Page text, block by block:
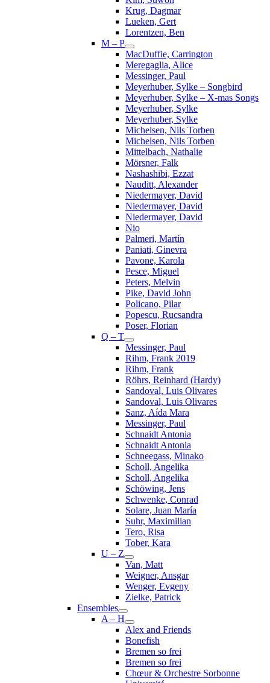
Krug, Dagmar
Lueken, Gert
Lorentzen, Ben
M – P
MacDuffie, Carrington
Meregaglia, Alice
Messinger, Paul
Meyerhuber, Sylke – Songbird
Meyerhuber, Sylke – X-mas Songs
Meyerhuber, Sylke
Meyerhuber, Sylke
Michelsen, Nils Torben
Michelsen, Nils Torben
Mittelbach, Nathalie
Mörsner, Falk
Nashashibi, Ezzat
Nauditt, Alexander
Niedermayer, David
Niedermayer, David
Niedermayer, David
Nio
Palmeri, Martín
Paniati, Ginevra
Pavone, Karola
Pesce, Miguel
Peters, Melvin
Pike, David John
Policano, Pilar
Popescu, Rucsandra
Poser, Florian
Q – T
Messinger, Paul
Rihm, Frank 2019
Rihm, Frank
Röhrs, Reinhard (Hardy)
Sandoval, Luis Olivares
Sandoval, Luis Olivares
Sanz, Aída Mara
Messinger, Paul
Schnaidt Antonia
Schnaidt Antonia
Schneegass, Minako
Scholl, Angelika
Scholl, Angelika
Schöwing, Jens
Schwenke, Conrad
Solare, Juan María
Suhr, Maximilian
Tero, Risa
Tober, Kara
U – Z
Van, Matt
Weigner, Ansgar
Wenger, Evgeny
Zielke, Patrick
Ensembles
A – H
Alex and Friends
Bonefish
Bremen so frei
Bremen so frei
Chœur & Orchestre Sorbonne